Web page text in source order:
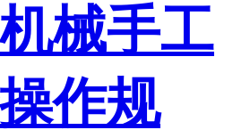
械手工
作规